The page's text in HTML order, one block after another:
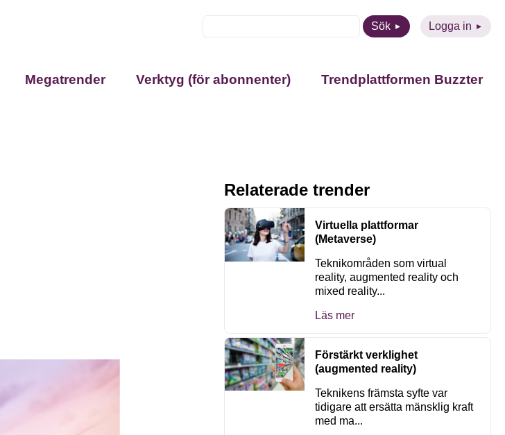
Sök Logga in
Megatrender Verktyg (för abonnenter) Trendplattformen Buzzter
Relaterade trender
Virtuella plattformar
(Metaverse)
Teknikområden som virtual
reality, augmented reality och
mixed reality...
Läs mer
Förstärkt verklighet
(augmented reality)
Teknikens främsta syfte var
tidigare att ersätta mänsklig kraft
med ma...